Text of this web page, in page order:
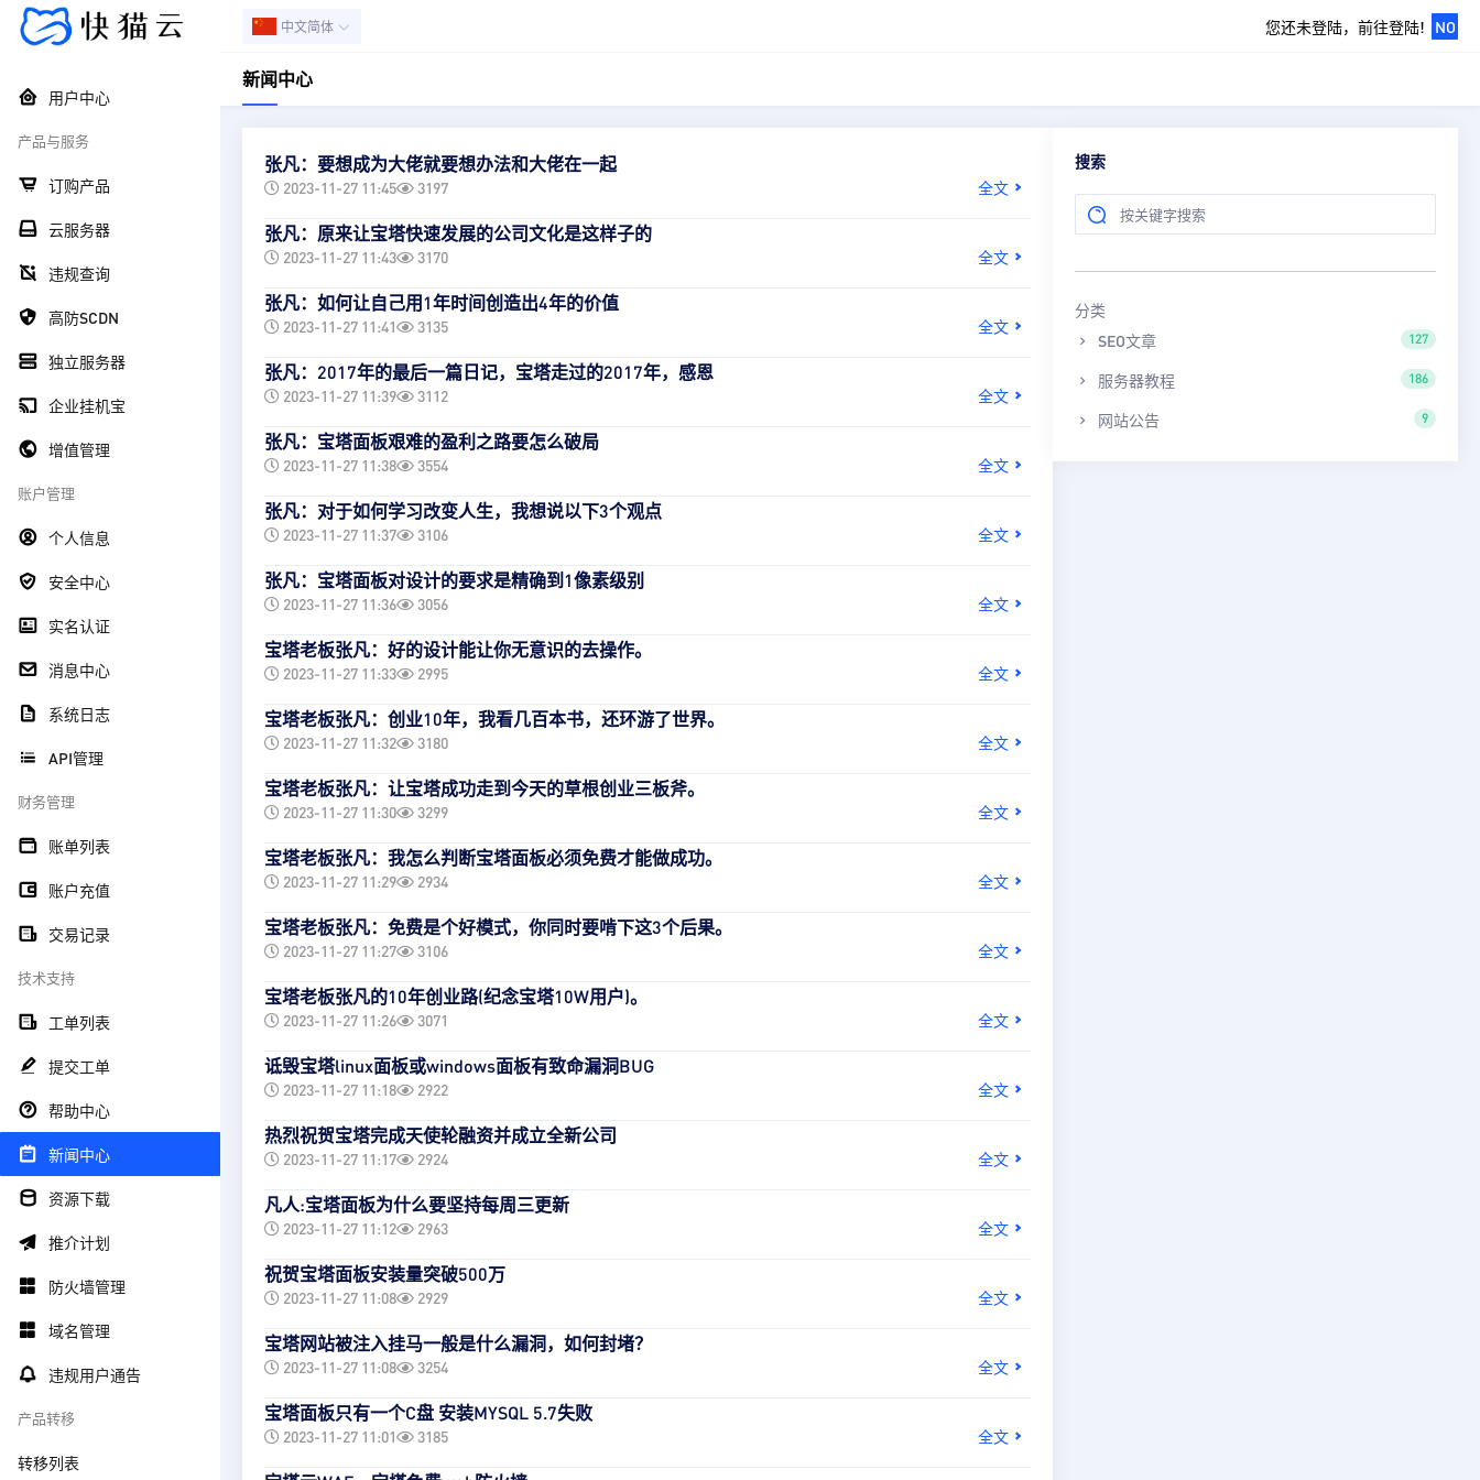
用户中心
产品与服务
订购产品
云服务器
违规查询
高防SCDN
独立服务器
企业挂机宝
增值管理
账户管理
个人信息
安全中心
实名认证
消息中心
系统日志
API管理
财务管理
账单列表
账户充值
交易记录
技术支持
工单列表
提交工单
帮助中心
新闻中心
资源下载
推介计划
防火墙管理
域名管理
违规用户通告
产品转移
转移列表
中文简体 您还未登陆，前往登陆! NO
新闻中心
张凡：要想成为大佬就要想办法和大佬在一起
2023-11-27 11:45 3197 全文
张凡：原来让宝塔快速发展的公司文化是这样子的
2023-11-27 11:43 3170 全文
张凡：如何让自己用1年时间创造出4年的价值
2023-11-27 11:41 3135 全文
张凡：2017年的最后一篇日记，宝塔走过的2017年，感恩
2023-11-27 11:39 3112 全文
张凡：宝塔面板艰难的盈利之路要怎么破局
2023-11-27 11:38 3554 全文
张凡：对于如何学习改变人生，我想说以下3个观点
2023-11-27 11:37 3106 全文
张凡：宝塔面板对设计的要求是精确到1像素级别
2023-11-27 11:36 3056 全文
宝塔老板张凡：好的设计能让你无意识的去操作。
2023-11-27 11:33 2995 全文
宝塔老板张凡：创业10年，我看几百本书，还环游了世界。
2023-11-27 11:32 3180 全文
宝塔老板张凡：让宝塔成功走到今天的草根创业三板斧。
2023-11-27 11:30 3299 全文
宝塔老板张凡：我怎么判断宝塔面板必须免费才能做成功。
2023-11-27 11:29 2934 全文
宝塔老板张凡：免费是个好模式，你同时要啃下这3个后果。
2023-11-27 11:27 3106 全文
宝塔老板张凡的10年创业路(纪念宝塔10W用户)。
2023-11-27 11:26 3071 全文
诋毁宝塔linux面板或windows面板有致命漏洞BUG
2023-11-27 11:18 2922 全文
热烈祝贺宝塔完成天使轮融资并成立全新公司
2023-11-27 11:17 2924 全文
凡人:宝塔面板为什么要坚持每周三更新
2023-11-27 11:12 2963 全文
祝贺宝塔面板安装量突破500万
2023-11-27 11:08 2929 全文
宝塔网站被注入挂马一般是什么漏洞，如何封堵？
2023-11-27 11:08 3254 全文
宝塔面板只有一个C盘 安装MYSQL 5.7失败
2023-11-27 11:01 3185 全文
搜索
分类
SEO文章
127
服务器教程 186
网站公告 9